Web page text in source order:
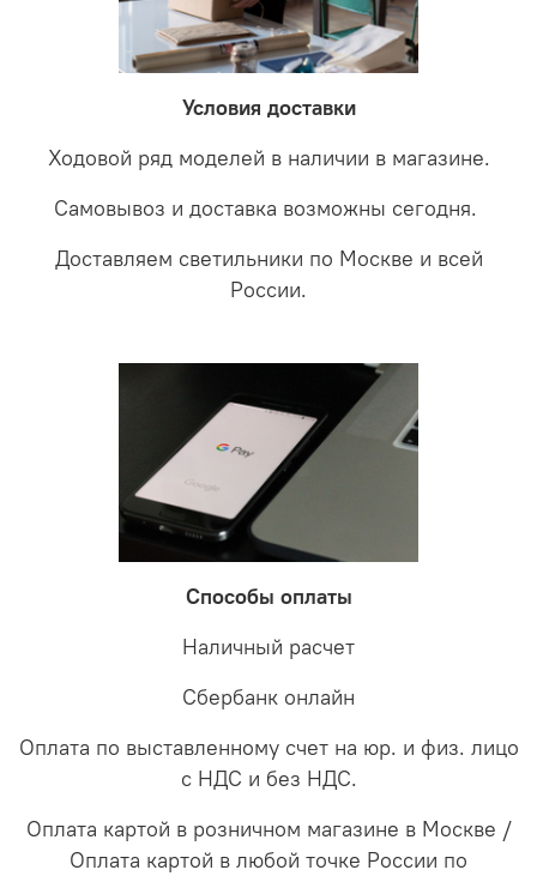
светильники на экспертизу производителю. После
проверки будет выясненная причина поломки и
соотношении с светодиодными. В этом случае покупая
LED светильники не только экономите деньги но еще
забудете что такое тусклость и недостаток освещения.
Условия доставки
Ходовой ряд моделей в наличии в магазине.
Самовывоз и доставка возможны сегодня.
Доставляем светильники по Москве и всей
России.
Способы оплаты
Наличный расчет
Сбербанк онлайн
Оплата по выставленному счет на юр. и физ. лицо
с НДС и без НДС.
Оплата картой в розничном магазине в Москве /
Оплата картой в любой точке России по